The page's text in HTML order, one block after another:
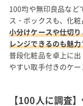
100均や無印良品など
ス・ボックスも、化
小分けケースや仕切
レンジできるのも魅
普段化粧品を卓上に
やすい取手付きのケー
【100人に調査